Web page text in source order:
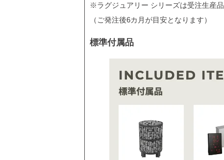
※ラグジュアリー シリーズは受注生産
（ご発注後6カ月が目安となります）
標準付属品